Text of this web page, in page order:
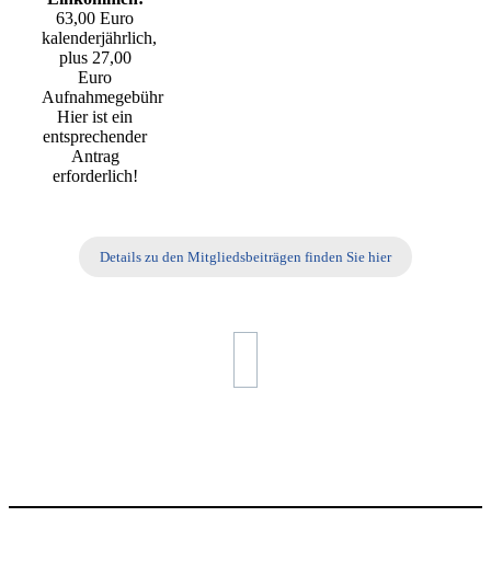
63,00 Euro
kalenderjährlich,
plus 27,00
Euro
Aufnahmegebühr
Hier ist ein
entsprechender
Antrag
erforderlich!
Details zu den Mitgliedsbeiträgen finden Sie hier